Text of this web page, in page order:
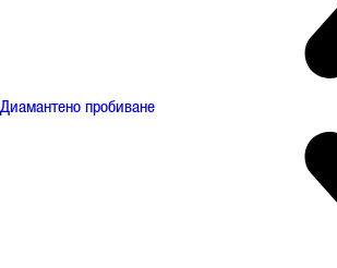
Диамантено пробиване